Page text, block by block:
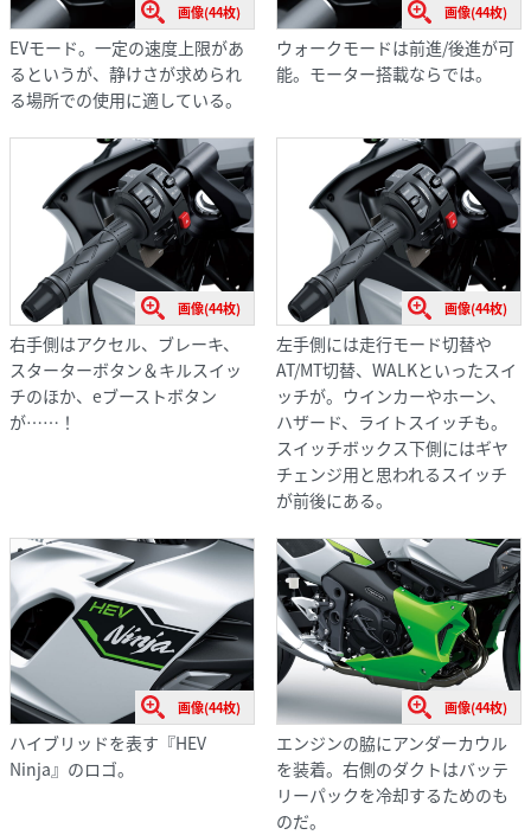
画像(44枚)
EVモード。一定の速度上限があ
るというが、静けさが求められ
る場所での使用に適している。
画像(44枚)
ウォークモードは前進/後進が可
能。モーター搭載ならでは。
画像(44枚)
右手側はアクセル、ブレーキ、
スターターボタン＆キルスイッ
チのほか、eブーストボタン
が……！
画像(44枚)
左手側には走行モード切替や
AT/MT切替、WALKといったスイ
ッチが。ウインカーやホーン、
ハザード、ライトスイッチも。
スイッチボックス下側にはギヤ
チェンジ用と思われるスイッチ
が前後にある。
画像(44枚)
ハイブリッドを表す『HEV
Ninja』のロゴ。
画像(44枚)
エンジンの脇にアンダーカウル
を装着。右側のダクトはバッテ
リーパックを冷却するためのも
のだ。